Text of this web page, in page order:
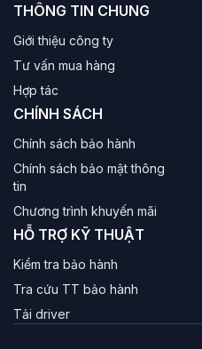
THÔNG TIN CHUNG
Giới thiệu công ty
Tư vấn mua hàng
Hợp tác
CHÍNH SÁCH
Chính sách bảo hành
Chính sách bảo mật thông
tin
Chương trình khuyến mãi
HỖ TRỢ KỸ THUẬT
Kiểm tra bảo hành
Tra cứu TT bảo hành
Tải driver